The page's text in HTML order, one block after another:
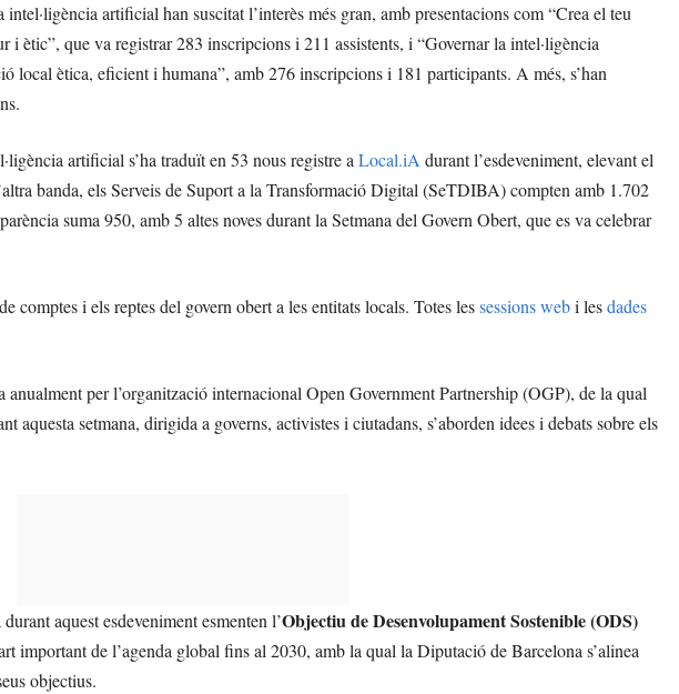
intel·ligència artificial han suscitat l’interès més gran, amb presentacions com “Crea el teu
i ètic”, que va registrar 283 inscripcions i 211 assistents, i “Governar la intel·ligència
local ètica, eficient i humana”, amb 276 inscripcions i 181 participants. A més, s’han
artificial s’ha traduït en 53 nous registre aLocal.iA durant l’esdeveniment, elevant el
banda, els Serveis de Suport a la Transformació Digital (SeTDIBA) compten amb 1.702
suma 950, amb 5 altes noves durant la Setmana del Govern Obert, que es va celebrar
comptes i els reptes del govern obert a les entitats locals. Totes lessessions webi lesdades
anualment per l’organització internacional Open Government Partnership (OGP), de la qual
aquesta setmana, dirigida a governs, activistes i ciutadans, s’aborden idees i debats sobre els
aquest esdeveniment esmenten l’Objectiu de Desenvolupament Sostenible (ODS)
important de l’agenda global fins al 2030, amb la qual la Diputació de Barcelona s’alinea
objectius.